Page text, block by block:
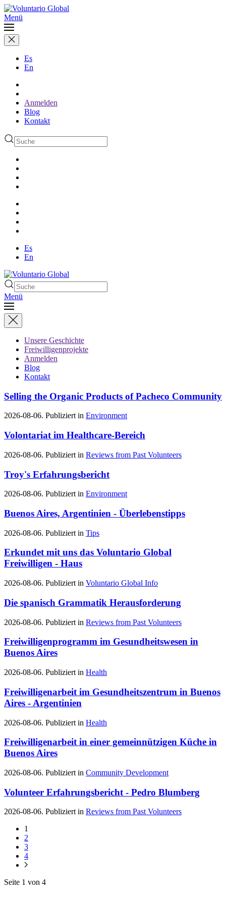
Menü
Es
En
Anmelden
Blog
Kontakt
Es
En
Menü
Unsere Geschichte
Freiwilligenprojekte
Anmelden
Blog
Kontakt
Selling the Organic Products of Pacheco Community
2026-08-06. Publiziert in Environment
Volontariat im Healthcare-Bereich
2026-08-06. Publiziert in Reviews from Past Volunteers
Troy's Erfahrungsbericht
2026-08-06. Publiziert in Environment
Buenos Aires, Argentinien - Überlebenstipps
2026-08-06. Publiziert in Tips
Erkundet mit uns das Voluntario Global
Freiwilligen - Haus
2026-08-06. Publiziert in Voluntario Global Info
Die spanisch Grammatik Herausforderung
2026-08-06. Publiziert in Reviews from Past Volunteers
Freiwilligenprogramm im Gesundheitswesen in
Buenos Aires
2026-08-06. Publiziert in Health
Freiwilligenarbeit im Gesundheitszentrum in Buenos
Aires - Argentinien
2026-08-06. Publiziert in Health
Freiwilligenarbeit in einer gemeinnützigen Küche in
Buenos Aires
2026-08-06. Publiziert in Community Development
Volunteer Erfahrungsbericht - Pedro Blumberg
2026-08-06. Publiziert in Reviews from Past Volunteers
1
2
3
4
Seite 1 von 4